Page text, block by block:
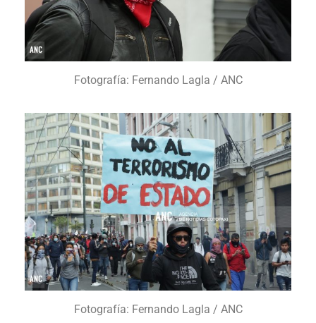
Fotografía: Fernando Lagla / ANC
Fotografía: Fernando Lagla / ANC